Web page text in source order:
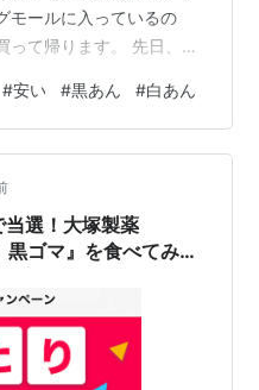
モールに入っているの
って帰ります。 先日、久
近の大幅な値上げが続く
した。 いつも、３つ買う
くれます( ´艸｀)。 ゴール
ド コーヒー(粉)
ルドスペシャル Amazon
#安い #黒あん #白あん
選！大塚製薬
黒ゴマ』を食べてみ